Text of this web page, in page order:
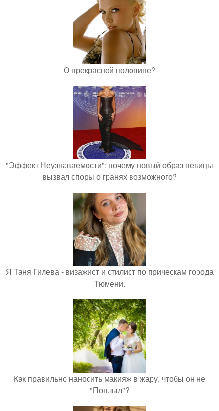
О прекрасной половине?
"Эффект Неузнаваемости": почему новый образ певицы
вызвал споры о гранях возможного?
Я Таня Гилева - визажист и стилист по прическам города
Тюмени.
Как правильно наносить макияж в жару, чтобы он не
"Поплыл"?